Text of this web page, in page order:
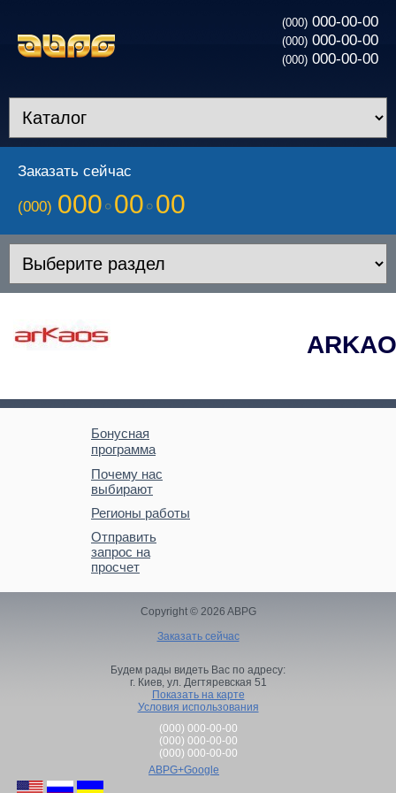
(000) 000-00-00
(000) 000-00-00
(000) 000-00-00
Заказать сейчас
(000) 000 00 00
Бонусная
программа
Почему нас
выбирают
Регионы работы
Отправить
запрос на
просчет
Copyright © 2026 ABPG
Заказать сейчас
Будем рады видеть Вас по адресу:
г. Киев, ул. Дегтяревская 51
Показать на карте
Условия использования
(000) 000-00-00
(000) 000-00-00
(000) 000-00-00
ABPG+Google